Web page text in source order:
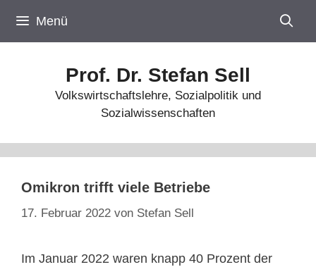
Inhalt
springen
Menü
Prof. Dr. Stefan Sell
Volkswirtschaftslehre, Sozialpolitik und
Sozialwissenschaften
Omikron trifft viele Betriebe
17. Februar 2022 von Stefan Sell
Im Januar 2022 waren knapp 40 Prozent der